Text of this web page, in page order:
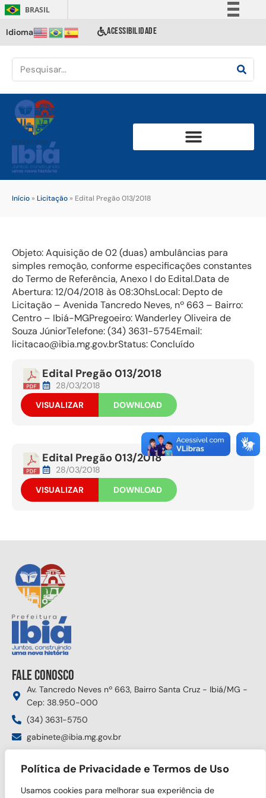
Política de Privacidade e Termos de Uso
Usamos cookies para melhorar sua experiência de
BRASIL
Comunica BR
Acesso à informação
Idioma ACESSIBILIDADE
Início » Licitação » Edital Pregão 013/2018
Objeto: Aquisição de 02 (duas) ambulâncias para
simples remoção, conforme especificações constantes
do Termo de Referência, Anexo I do Edital.Data de
Abertura: 12/04/2018 às 08:30hsLocal: Depto de
Licitação – Avenida Tancredo Neves, nº 663 – Bairro:
Centro – Ibiá-MGPregoeiro: Wanderley Oliveira de
Souza JúniorTelefone: (34) 3631-5754Email:
licitacao@ibia.mg.gov.brStatus: Concluído
Edital Pregão 013/2018
28/03/2018
VISUALIZAR
DOWNLOAD
Edital Pregão 013/2018
28/03/2018
VISUALIZAR
DOWNLOAD
Fale conosco
Av. Tancredo Neves nº 663, Bairro Santa Cruz - Ibiá/MG -
Cep: 38.950-000
(34) 3631-5750
gabinete@ibia.mg.gov.br
Siga nas redes sociais